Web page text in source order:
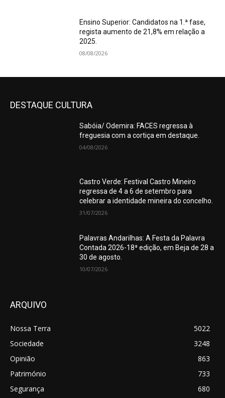
Ensino Superior: Candidatos na 1.ª fase,
regista aumento de 21,8% em relação a
2025.
08/08/2026
DESTAQUE CULTURA
Sabóia/ Odemira: FACES regressa à
freguesia com a cortiça em destaque.
04/08/2026
Castro Verde: Festival Castro Mineiro
regressa de 4 a 6 de setembro para
celebrar a identidade mineira do concelho.
31/07/2026
Palavras Andarilhas: A Festa da Palavra
Contada 2026-18ª edição, em Beja de 28 a
30 de agosto.
10/07/2026
ARQUIVO
Nossa Terra
5022
Sociedade
3248
Opinião
863
Património
733
Segurança
680